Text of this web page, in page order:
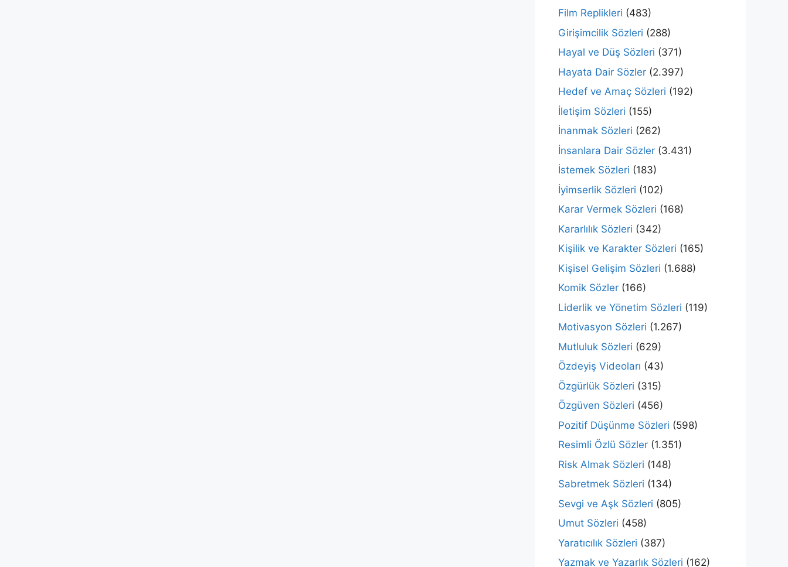
Film Replikleri (483)
Girişimcilik Sözleri (288)
Hayal ve Düş Sözleri (371)
Hayata Dair Sözler (2.397)
Hedef ve Amaç Sözleri (192)
İletişim Sözleri (155)
İnanmak Sözleri (262)
İnsanlara Dair Sözler (3.431)
İstemek Sözleri (183)
İyimserlik Sözleri (102)
Karar Vermek Sözleri (168)
Kararlılık Sözleri (342)
Kişilik ve Karakter Sözleri (165)
Kişisel Gelişim Sözleri (1.688)
Komik Sözler (166)
Liderlik ve Yönetim Sözleri (119)
Motivasyon Sözleri (1.267)
Mutluluk Sözleri (629)
Özdeyiş Videoları (43)
Özgürlük Sözleri (315)
Özgüven Sözleri (456)
Pozitif Düşünme Sözleri (598)
Resimli Özlü Sözler (1.351)
Risk Almak Sözleri (148)
Sabretmek Sözleri (134)
Sevgi ve Aşk Sözleri (805)
Umut Sözleri (458)
Yaratıcılık Sözleri (387)
Yazmak ve Yazarlık Sözleri (162)